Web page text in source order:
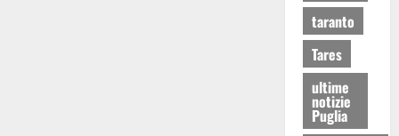
taranto
Tares
ultime
notizie
Puglia